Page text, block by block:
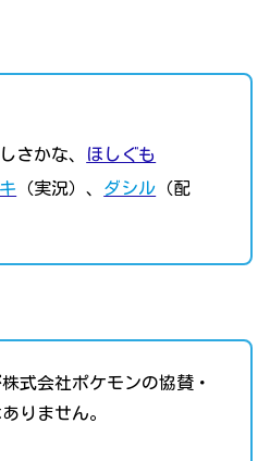
さかな、
ほしぐも
（実況）、 ダシル （配
式会社ポケモンの協賛・
りません。